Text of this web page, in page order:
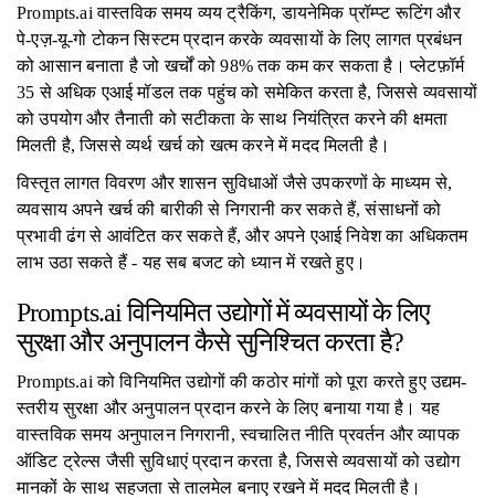
Prompts.ai वास्तविक समय व्यय ट्रैकिंग, डायनेमिक प्रॉम्प्ट रूटिंग और
पे-एज़-यू-गो टोकन सिस्टम प्रदान करके व्यवसायों के लिए लागत प्रबंधन
को आसान बनाता है जो खर्चों को 98% तक कम कर सकता है। प्लेटफ़ॉर्म
35 से अधिक एआई मॉडल तक पहुंच को समेकित करता है, जिससे व्यवसायों
को उपयोग और तैनाती को सटीकता के साथ नियंत्रित करने की क्षमता
मिलती है, जिससे व्यर्थ खर्च को खत्म करने में मदद मिलती है।
विस्तृत लागत विवरण और शासन सुविधाओं जैसे उपकरणों के माध्यम से,
व्यवसाय अपने खर्च की बारीकी से निगरानी कर सकते हैं, संसाधनों को
प्रभावी ढंग से आवंटित कर सकते हैं, और अपने एआई निवेश का अधिकतम
लाभ उठा सकते हैं - यह सब बजट को ध्यान में रखते हुए।
Prompts.ai विनियमित उद्योगों में व्यवसायों के लिए
सुरक्षा और अनुपालन कैसे सुनिश्चित करता है?
Prompts.ai को विनियमित उद्योगों की कठोर मांगों को पूरा करते हुए उद्यम-
स्तरीय सुरक्षा और अनुपालन प्रदान करने के लिए बनाया गया है। यह
वास्तविक समय अनुपालन निगरानी, ​​​​स्वचालित नीति प्रवर्तन और व्यापक
ऑडिट ट्रेल्स जैसी सुविधाएं प्रदान करता है, जिससे व्यवसायों को उद्योग
मानकों के साथ सहजता से तालमेल बनाए रखने में मदद मिलती है।